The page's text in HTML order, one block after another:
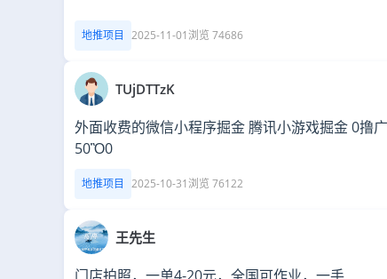
地推项目 2025-11-01 浏览 74686
TUjDTTzK
外面收费的微信小程序掘金 腾讯小游戏掘金 0撸
50Ὃ0
地推项目 2025-10-31 浏览 76122
王先生